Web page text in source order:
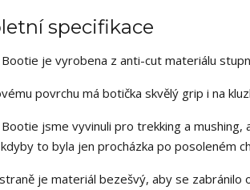
specifikace
je vyrobena z anti-cut materiálu
povrchu má botička skvělý grip i na
jsme vyvinuli pro trekking a mushing,
to byla jen procházka po posoleném
je materiál bezešvý, aby se